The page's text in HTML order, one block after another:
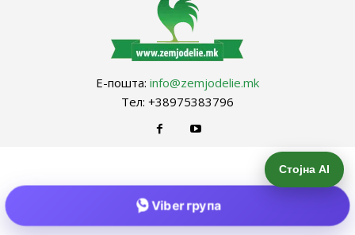
Е-пошта: info@zemjodelie.mk
Тел: +38975383796
Стојна AI
Viber група